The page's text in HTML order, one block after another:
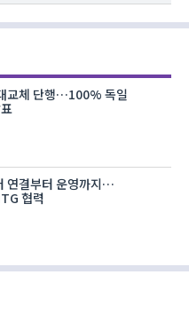
교체 단행…100% 독일
연결부터 운영까지…
협력